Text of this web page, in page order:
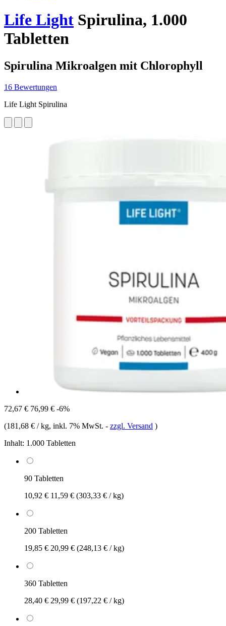
Life Light Spirulina, 1.000
Tabletten
Spirulina Mikroalgen mit Chlorophyll
16 Bewertungen
Life Light Spirulina
72,67 € 76,99 € -6%
(181,68 € / kg, inkl. 7% MwSt. - zzgl. Versand )
Inhalt: 1.000 Tabletten
90 Tabletten
10,92 € 11,59 € (303,33 € / kg)
200 Tabletten
19,85 € 20,99 € (248,13 € / kg)
360 Tabletten
28,40 € 29,99 € (197,22 € / kg)